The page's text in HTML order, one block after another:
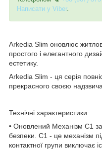
Написати у Viber.
Arkedia Slim оновлює
простого і елегантного
естетику.
Arkedia Slim - ця серія
прекрасного своєю
Технічні характеристики:
• Оновлений Механізм С1
безпеки. C1 - це механізм
контактної групи виключає